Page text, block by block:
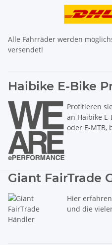
Alle Fahrräder werden
versendet!
Haibike E-Bike
Profitieren
an Haibike
oder E-MTB,
Giant FairTrade
Hier
und die